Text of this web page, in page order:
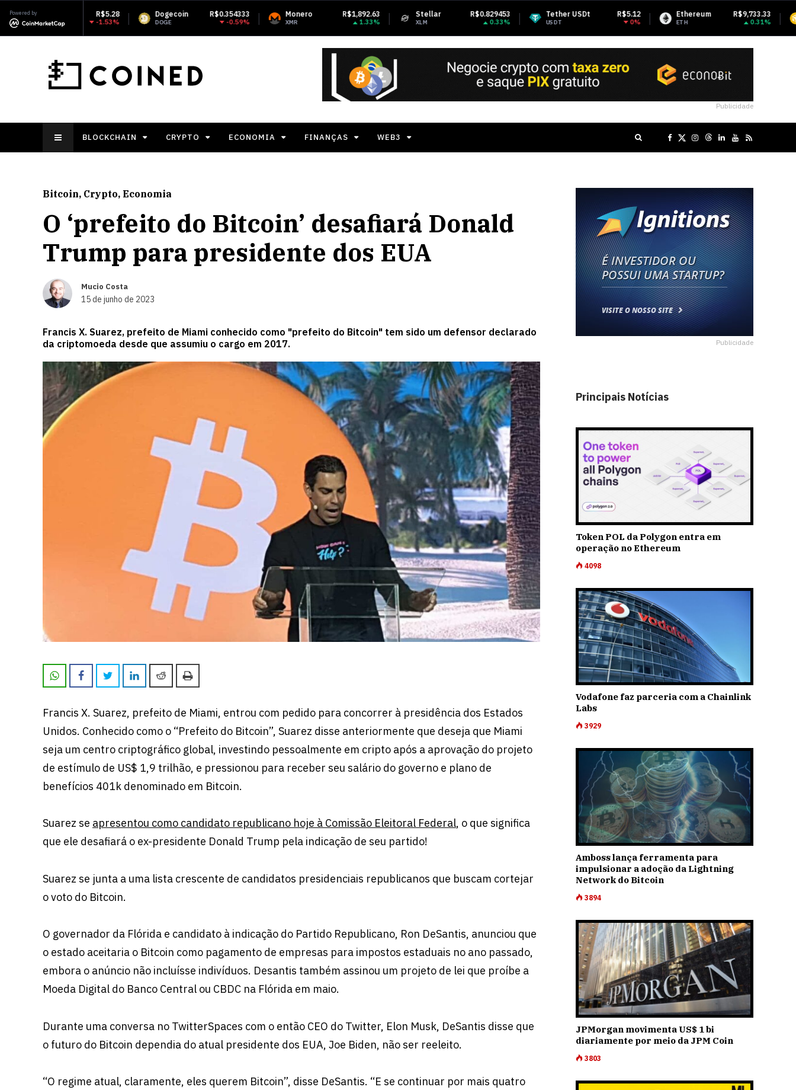
Powered byR$5.28
-1.53%
Dogecoin R$0.354333
DOGE -0.59%
Monero R$1,892.63
XMR 1.33%
Stellar R$0.829453
XLM 0.33%
Tether USDt R$5.12
USDT 0%
Ethereum R$9,733.33
0.31%
BNB
BNB
Publicidade
BLOCKCHAIN CRYPTO ECONOMIA FINANÇAS WEB3
Bitcoin, Crypto, Economia
O ‘prefeito do Bitcoin’ desafiará Donald
Trump para presidente dos EUA
Mucio Costa
15 de junho de 2023
Francis X. Suarez, prefeito de Miami conhecido como "prefeito do Bitcoin" tem sido um defensor declarado
da criptomoeda desde que assumiu o cargo em 2017.
Francis X. Suarez, prefeito de Miami, entrou com pedido para concorrer à presidência dos Estados
Unidos. Conhecido como o “Prefeito do Bitcoin”, Suarez disse anteriormente que deseja que Miami
seja um centro criptográfico global, investindo pessoalmente em cripto após a aprovação do projeto
de estímulo de US$ 1,9 trilhão, e pressionou para receber seu salário do governo e plano de
benefícios 401k denominado em Bitcoin.
Suarez se apresentou como candidato republicano hoje à Comissão Eleitoral Federal, o que significa
que ele desafiará o ex-presidente Donald Trump pela indicação de seu partido!
Suarez se junta a uma lista crescente de candidatos presidenciais republicanos que buscam cortejar
o voto do Bitcoin.
O governador da Flórida e candidato à indicação do Partido Republicano, Ron DeSantis, anunciou que
o estado aceitaria o Bitcoin como pagamento de empresas para impostos estaduais no ano passado,
embora o anúncio não incluísse indivíduos. Desantis também assinou um projeto de lei que proíbe a
Moeda Digital do Banco Central ou CBDC na Flórida em maio.
Durante uma conversa no TwitterSpaces com o então CEO do Twitter, Elon Musk, DeSantis disse que
o futuro do Bitcoin dependia do atual presidente dos EUA, Joe Biden, não ser reeleito.
“O regime atual, claramente, eles querem Bitcoin”, disse DeSantis. “E se continuar por mais quatro
Publicidade
Principais Notícias
Token POL da Polygon entra em
operação no Ethereum
4098
Vodafone faz parceria com a Chainlink
Labs
3929
Amboss lança ferramenta para
impulsionar a adoção da Lightning
Network do Bitcoin
3894
JPMorgan movimenta US$ 1 bi
diariamente por meio da JPM Coin
3803